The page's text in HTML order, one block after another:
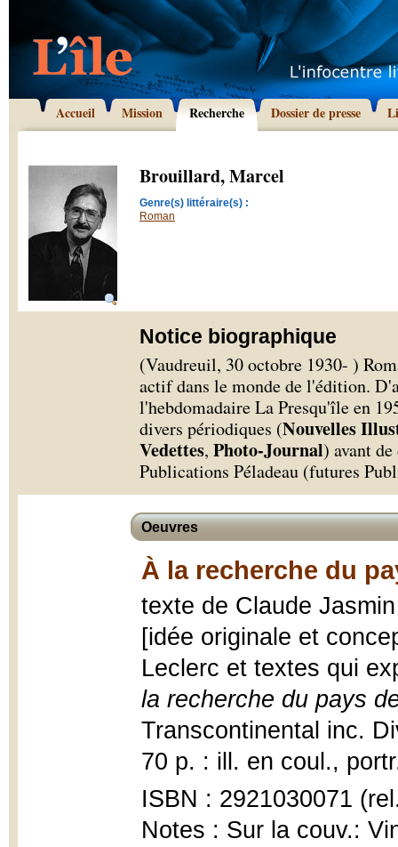
Accueil Mission Recherche Dossier de presse
Brouillard, Marcel
Genre(s) littéraire(s) :
Roman
Notice biographique
(Vaudreuil, 30 octobre 1930- )
actif dans le monde de l'édition.
l'hebdomadaire La Presqu'île en
divers périodiques (Nouvelles
Vedettes, Photo-Journal) avant
Publications Péladeau (futures
Oeuvres
À la recherche du
texte de Claude
[idée originale et
Leclerc et textes qui
la recherche du pays
Transcontinental inc.
70 p. : ill. en coul.,
ISBN : 2921030071
Notes : Sur la couv.: